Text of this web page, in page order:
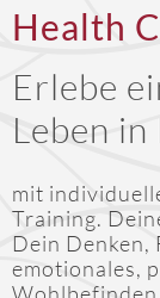
Health
Erlebe
Leben in
mit
Training.
Dein Denken,
emotionales,